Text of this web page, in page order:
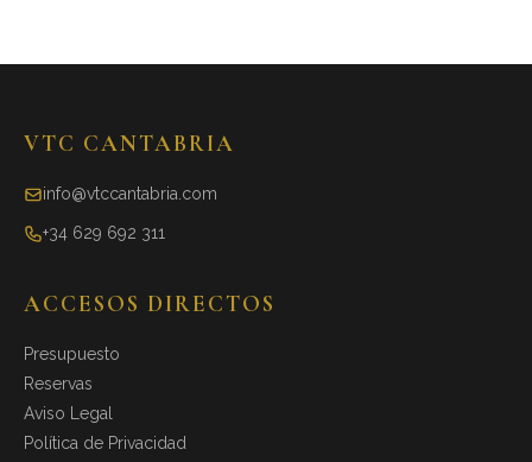
VTC CANTABRIA
info@vtccantabria.com
+34 629 692 311
ACCESOS DIRECTOS
Presupuesto
Reservas
Aviso Legal
Política de Privacidad